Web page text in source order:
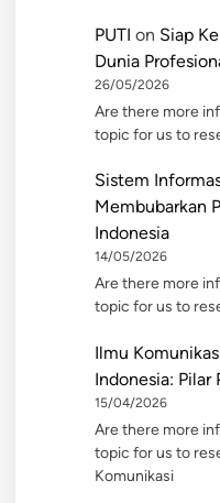
PUTI on Siap
Dunia
26/05/2026
Are there more
topic for us to
Sistem
Membubarkan
Indonesia
14/05/2026
Are there more
topic for us to
Ilmu
Indonesia: Pilar
15/04/2026
Are there more
topic for us to
Komunikasi